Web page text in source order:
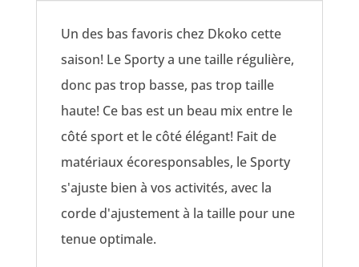
Un des bas favoris chez Dkoko cette
saison! Le Sporty a une taille régulière,
donc pas trop basse, pas trop taille
haute! Ce bas est un beau mix entre le
côté sport et le côté élégant! Fait de
matériaux écoresponsables, le Sporty
s'ajuste bien à vos activités, avec la
corde d'ajustement à la taille pour une
tenue optimale.